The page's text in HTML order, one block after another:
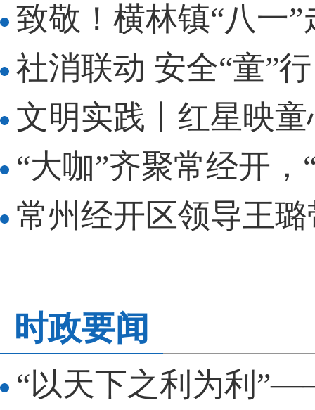
致敬！横林镇“八一
社消联动 安全“童”
文明实践丨红星映
“大咖”齐聚常经开
常州经开区领导王
时政要闻
“以天下之利为利